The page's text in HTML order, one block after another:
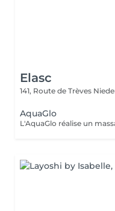
Elasc
141, Route de Trèves
AquaGlo